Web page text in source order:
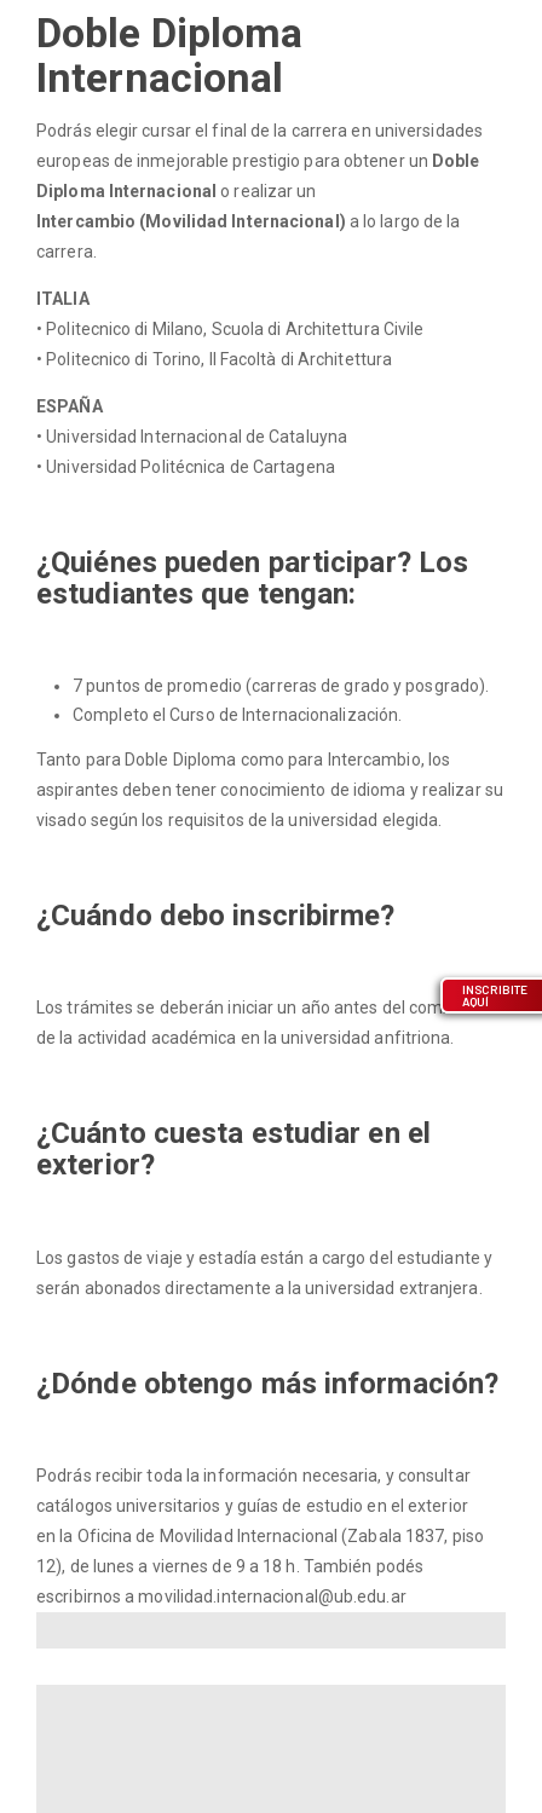
Doble Diploma
Internacional
Podrás elegir cursar el final de la carrera en universidades
europeas de inmejorable prestigio para obtener un Doble
Diploma Internacional o realizar un
Intercambio (Movilidad Internacional) a lo largo de la
carrera.
ITALIA
• Politecnico di Milano, Scuola di Architettura Civile
• Politecnico di Torino, II Facoltà di Architettura
ESPAÑA
• Universidad Internacional de Cataluyna
• Universidad Politécnica de Cartagena
¿Quiénes pueden participar? Los
estudiantes que tengan:
7 puntos de promedio (carreras de grado y posgrado).
Completo el Curso de Internacionalización.
Tanto para Doble Diploma como para Intercambio, los
aspirantes deben tener conocimiento de idioma y realizar su
visado según los requisitos de la universidad elegida.
¿Cuándo debo inscribirme?
Los trámites se deberán iniciar un año antes del comienzo
de la actividad académica en la universidad anfitriona.
¿Cuánto cuesta estudiar en el
exterior?
Los gastos de viaje y estadía están a cargo del estudiante y
serán abonados directamente a la universidad extranjera.
¿Dónde obtengo más información?
Podrás recibir toda la información necesaria, y consultar
catálogos universitarios y guías de estudio en el exterior
en la Oficina de Movilidad Internacional (Zabala 1837, piso
12), de lunes a viernes de 9 a 18 h. También podés
escribirnos a movilidad.internacional@ub.edu.ar
INSCRIBITE
AQUÍ